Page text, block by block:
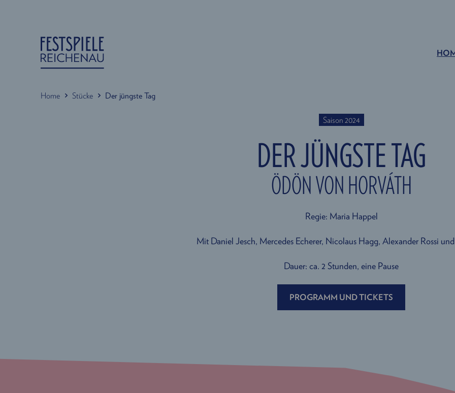
Home Stücke Der jüngste Tag
Saison 2024
DER JÜNGSTE TAG
ÖDÖN VON HORVÁTH
Regie: Maria Happel
Mit Daniel Jesch, Mercedes Echerer, Nicolaus Hagg, Alexander Rossi
Dauer: ca. 2 Stunden, eine Pause
PROGRAMM UND TICKETS